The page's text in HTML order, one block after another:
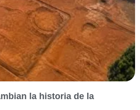
la historia de la